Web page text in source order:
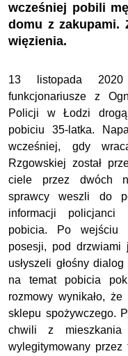
wcześniej pobili
domu z
więzienia.
13 listopada
funkcjonariusze z
Policji w Łodzi
pobiciu 35-latka.
wcześniej, gdy
Rzgowskiej został
ciele przez dwóch
sprawcy weszli do
informacji policjanci
pobicia. Po wejściu
posesji, pod drzwiami
usłyszeli głośny
na temat pobicia
rozmowy wynikało,
sklepu spożywczego.
chwili z mieszkania
wylegitymowany przez